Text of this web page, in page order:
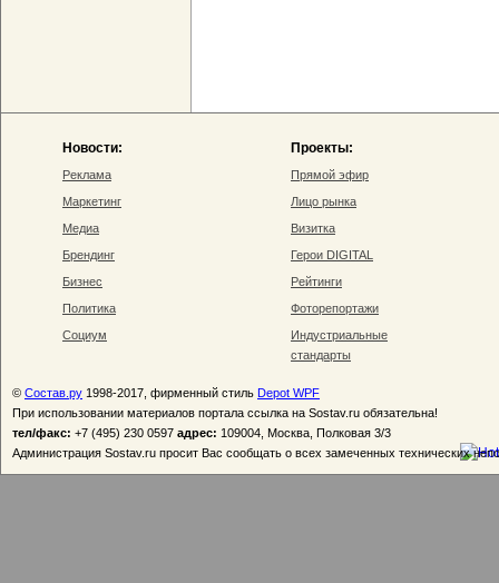
Новости:
Реклама
Маркетинг
Медиа
Брендинг
Бизнес
Политика
Социум
Проекты:
Прямой эфир
Лицо рынка
Визитка
Герои DIGITAL
Рейтинги
Фоторепортажи
Индустриальные
стандарты
© Состав.ру 1998-2017, фирменный стиль Depot WPF
При использовании материалов портала ссылка на Sostav.ru обязательна!
тел/факс: +7 (495) 230 0597 адрес: 109004, Москва, Полковая 3/3
Администрация Sostav.ru просит Вас сообщать о всех замеченных технических